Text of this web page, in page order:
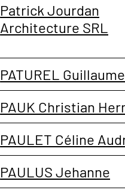
Patrick Jourdan
Architecture SRL
PATUREL Guillaume
PAUK Christian
PAULET Céline
PAULUS Jehanne